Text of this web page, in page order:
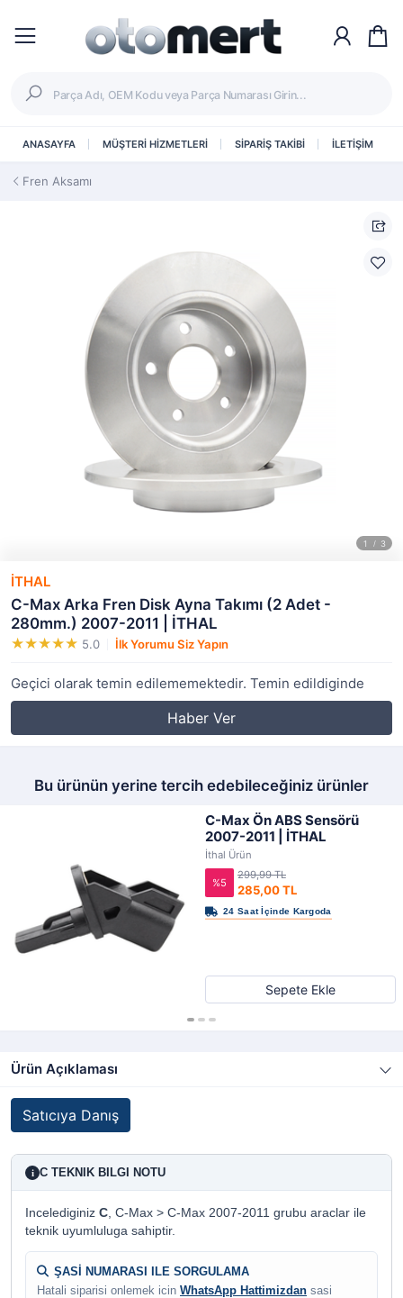
ANASAYFA MÜŞTERİ HİZMETLERİ SİPARİŞ TAKİBİ İLETİŞİM
Fren Aksamı
İTHAL
C-Max Arka Fren Disk Ayna Takımı (2 Adet -
280mm.) 2007-2011 | İTHAL
5.0 İlk Yorumu Siz Yapın
Geçici olarak temin edilememektedir. Temin edildiginde
Haber Ver
Bu ürünün yerine tercih edebileceğiniz ürünler
C-Max Ön ABS Sensörü
2007-2011 | İTHAL
İthal Ürün
%5 285,00 TL
299,99 TL
Sepete Ekle
Ürün Açıklaması
Satıcıya Danış
i C TEKNIK BILGI NOTU
Incelediginiz C, C-Max > C-Max 2007-2011 grubu araclar ile
teknik uyumluluga sahiptir.
ŞASİ NUMARASI ILE SORGULAMA
Hatali siparisi onlemek icin WhatsApp Hattimizdan sasi